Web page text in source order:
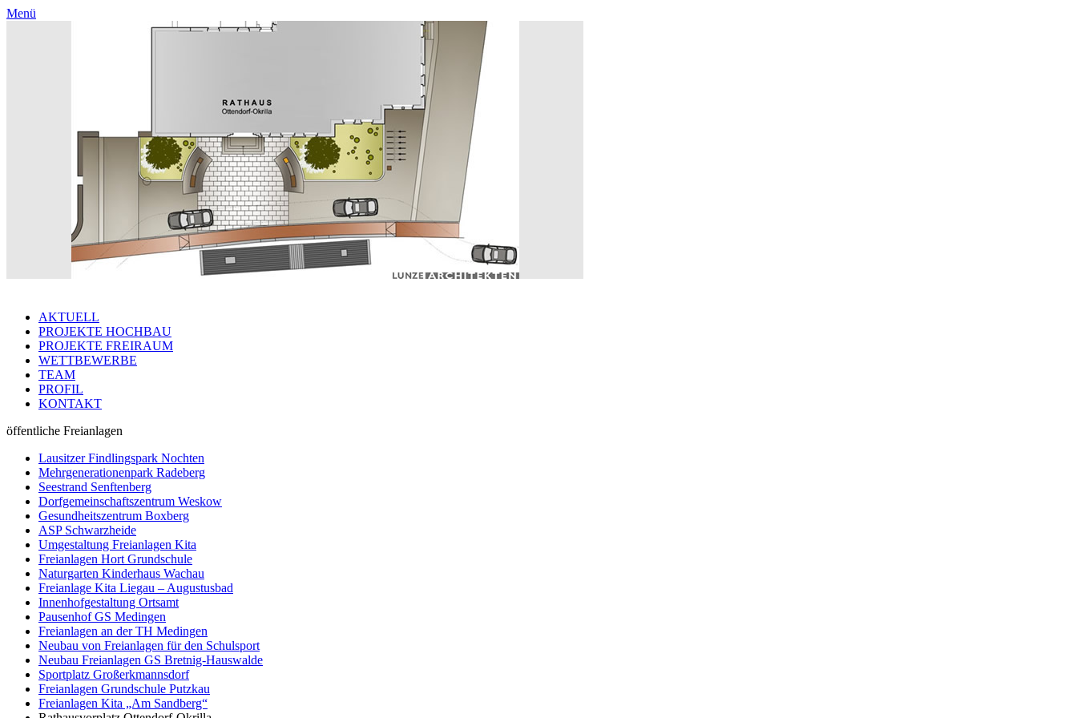
Menü
AKTUELL
PROJEKTE HOCHBAU
PROJEKTE FREIRAUM
WETTBEWERBE
TEAM
PROFIL
KONTAKT
öffentliche Freianlagen
Lausitzer Findlingspark Nochten
Mehrgenerationenpark Radeberg
Seestrand Senftenberg
Dorfgemeinschaftszentrum Weskow
Gesundheitszentrum Boxberg
ASP Schwarzheide
Umgestaltung Freianlagen Kita
Freianlagen Hort Grundschule
Naturgarten Kinderhaus Wachau
Freianlage Kita Liegau – Augustusbad
Innenhofgestaltung Ortsamt
Pausenhof GS Medingen
Freianlagen an der TH Medingen
Neubau von Freianlagen für den Schulsport
Neubau Freianlagen GS Bretnig-Hauswalde
Sportplatz Großerkmannsdorf
Freianlagen Grundschule Putzkau
Freianlagen Kita „Am Sandberg“